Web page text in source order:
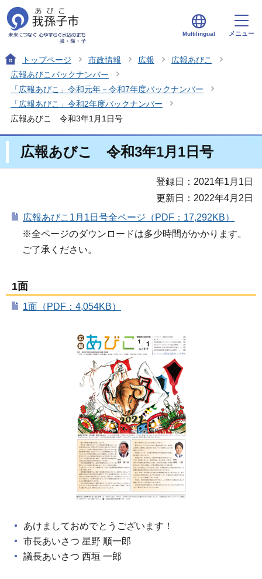
Multilingual メニュー
トップページ 市政情報 広報
広報あびこ
広報あびこバックナンバー
「広報あびこ」令和元年－令和7年度バックナンバー
「広報あびこ」令和2年度バックナンバー
広報あびこ 令和3年1月1日号
広報あびこ 令和3年1月1日号
登録日：2021年1月1日
更新日：2022年4月2日
広報あびこ1月1日号全ページ（PDF：17,292KB）
※全ページのダウンロードは多少時間がかかります。
ご了承ください。
1面
1面（PDF：4,054KB）
あけましておめでとうございます！
市長あいさつ 星野 順一郎
議長あいさつ 西垣 一郎